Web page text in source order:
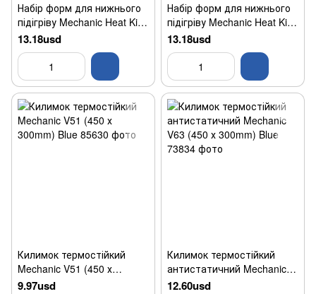
Набір форм для нижнього
підігріву Mechanic Heat Kit
X/XS/XSMax/11/11P/11PM
13.18usd
Набір форм для нижнього
підігріву Mechanic Heat Kit
12/12mini/12P/12PM
13.18usd
Килимок термостійкий
Mechanic V51 (450 х
300mm) Blue
9.97usd
Килимок термостійкий
антистатичний Mechanic
V63 (450 х 300mm) Blue
12.60usd